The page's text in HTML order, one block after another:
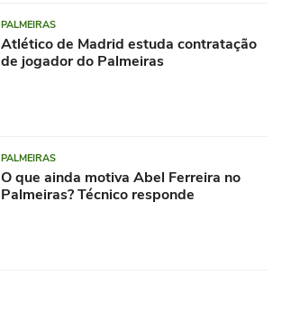
PALMEIRAS
Atlético de Madrid estuda contratação
de jogador do Palmeiras
PALMEIRAS
O que ainda motiva Abel Ferreira no
Palmeiras? Técnico responde